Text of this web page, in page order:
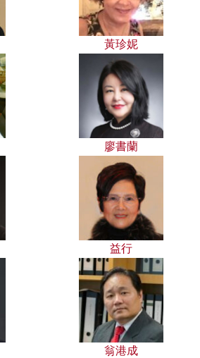
黃珍妮
廖書蘭
益行
翁港成